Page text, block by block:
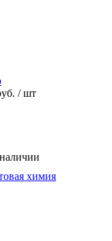
/ шт
химия